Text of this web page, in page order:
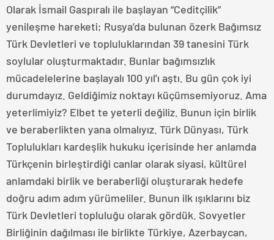
Olarak İsmail Gaspıralı ile başlayan “Ceditçilik”
yenileşme hareketi; Rusya’da bulunan özerk Bağımsız
Türk Devletleri ve topluluklarından 39 tanesini Türk
soylular oluşturmaktadır. Bunlar bağımsızlık
mücadelelerine başlayalı 100 yıl’ı aştı. Bu gün çok iyi
durumdayız. Geldiğimiz noktayı küçümsemiyoruz. Ama
yeterlimiyiz? Elbet te yeterli değiliz. Bunun için birlik
ve beraberlikten yana olmalıyız. Türk Dünyası, Türk
Toplulukları kardeşlik hukuku içerisinde her anlamda
Türkçenin birleştirdiği canlar olarak siyasi, kültürel
anlamdaki birlik ve beraberliği oluşturarak hedefe
doğru adım adım yürümeliler. Bunun ilk ışıklarını biz
Türk Devletleri topluluğu olarak gördük. Sovyetler
Birliğinin dağılması ile birlikte Türkiye, Azerbaycan,